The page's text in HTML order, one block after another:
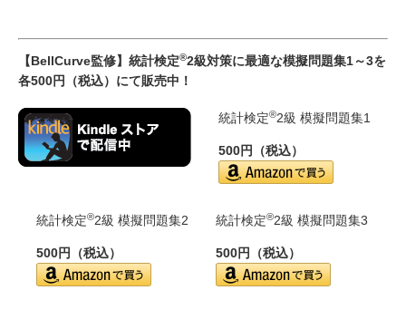
【BellCurve監修】統計検定®2級対策に最適な模擬問題集1～3を
各500円（税込）にて販売中！
統計検定®2級 模擬問題集1
500円（税込）
統計検定®2級 模擬問題集2
500円（税込）
統計検定®2級 模擬問題集3
500円（税込）